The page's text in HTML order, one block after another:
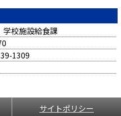
校施設給食課
1309
サイトポリシー